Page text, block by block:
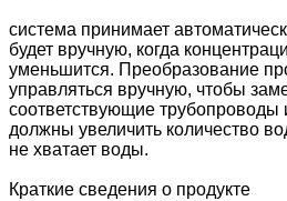
система принимает
будет вручную, когда
уменьшится. Преобразование
управляться вручную, чтобы
соответствующие трубопроводы
должны увеличить количество
не хватает воды.
Краткие сведения о продукте